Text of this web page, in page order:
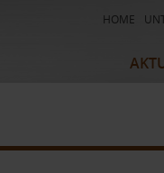
HOME